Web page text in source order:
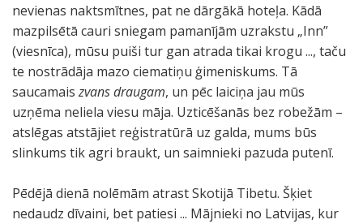
nevienas naktsmītnes, pat ne dārgākā hoteļa. Kādā
mazpilsētā cauri sniegam pamanījām uzrakstu „Inn”
(viesnīca), mūsu puiši tur gan atrada tikai krogu ..., taču
te nostrādāja mazo ciematiņu ģimeniskums. Tā
saucamaiszvans draugam, un pēc laiciņa jau mūs
uzņēma neliela viesu māja. Uzticēšanās bez robežām –
atslēgas atstājiet reģistratūrā uz galda, mums būs
slinkums tik agri braukt, un saimnieki pazuda putenī.
Pēdējā dienā nolēmām atrast Skotijā Tibetu. Šķiet
nedaudz dīvaini, bet patiesi ... Mājnieki no Latvijas, kur